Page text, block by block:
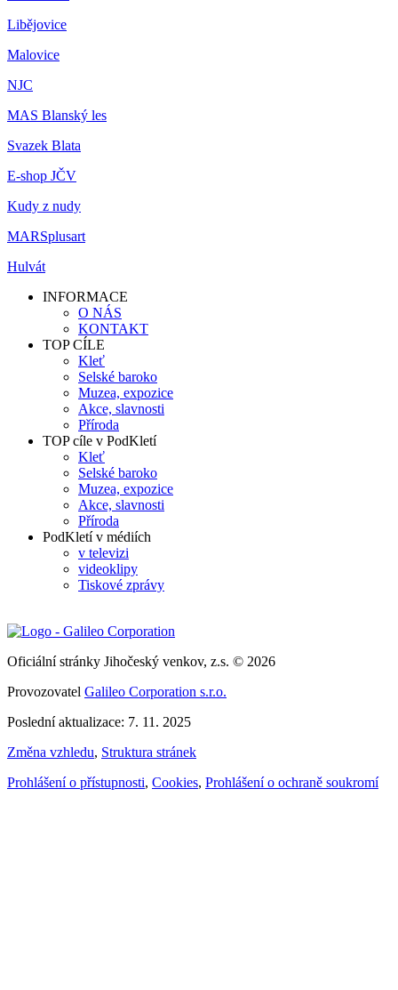
Libějovice
Malovice
NJC
MAS Blanský les
Svazek Blata
E-shop JČV
Kudy z nudy
MARSplusart
Hulvát
INFORMACE
O NÁS
KONTAKT
TOP CÍLE
Kleť
Selské baroko
Muzea, expozice
Akce, slavnosti
Příroda
TOP cíle v PodKletí
Kleť
Selské baroko
Muzea, expozice
Akce, slavnosti
Příroda
PodKletí v médiích
v televizi
videoklipy
Tiskové zprávy
Oficiální stránky Jihočeský venkov, z.s. © 2026
Provozovatel Galileo Corporation s.r.o.
Poslední aktualizace: 7. 11. 2025
Změna vzhledu, Struktura stránek
Prohlášení o přístupnosti, Cookies, Prohlášení o ochraně soukromí